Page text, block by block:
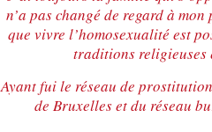
n’a pas changé de regard à
que vivre l’homosexualité est
traditions religieuses
Ayant fui le réseau de
de Bruxelles et du réseau